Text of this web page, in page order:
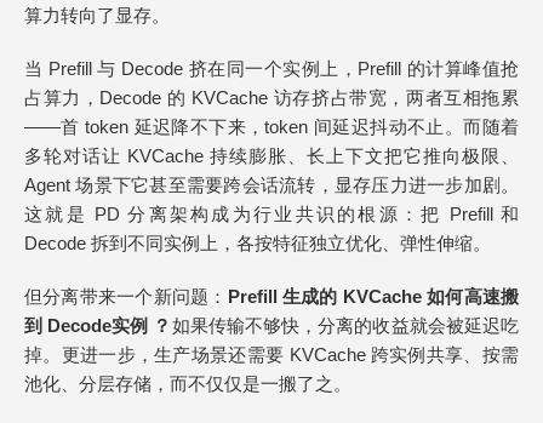
算力转向了显存。
当 Prefill 与 Decode 挤在同一个实例上，Prefill 的计算峰值抢
占算力，Decode 的 KVCache 访存挤占带宽，两者互相拖累
——首 token 延迟降不下来，token 间延迟抖动不止。而随着
多轮对话让 KVCache 持续膨胀、长上下文把它推向极限、
Agent 场景下它甚至需要跨会话流转，显存压力进一步加剧。
这就是 PD 分离架构成为行业共识的根源：把 Prefill 和
Decode 拆到不同实例上，各按特征独立优化、弹性伸缩。
但分离带来一个新问题： Prefill 生成的 KVCache 如何高速搬
到 Decode实例 ？ 如果传输不够快，分离的收益就会被延迟吃
掉。更进一步，生产场景还需要 KVCache 跨实例共享、按需
池化、分层存储，而不仅仅是一搬了之。